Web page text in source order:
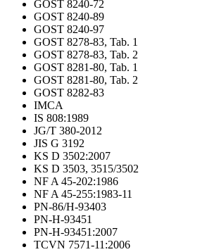
GOST 8240-72
GOST 8240-89
GOST 8240-97
GOST 8278-83, Tab. 1
GOST 8278-83, Tab. 2
GOST 8281-80, Tab. 1
GOST 8281-80, Tab. 2
GOST 8282-83
IMCA
IS 808:1989
JG/T 380-2012
JIS G 3192
KS D 3502:2007
KS D 3503, 3515/3502
NF A 45-202:1986
NF A 45-255:1983-11
PN-86/H-93403
PN-H-93451
PN-H-93451:2007
TCVN 7571-11:2006